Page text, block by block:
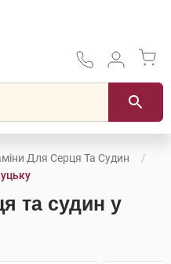
Для Серця Та Судин
та судин у